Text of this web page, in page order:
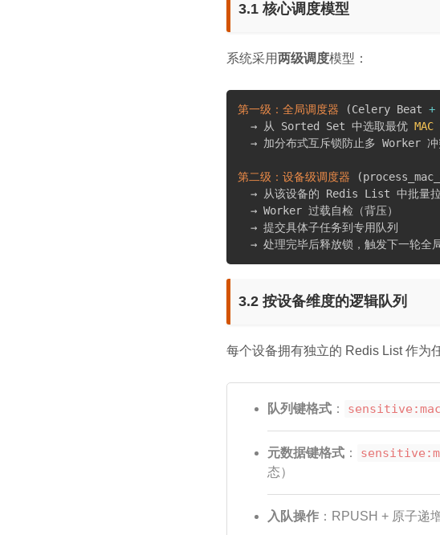
3.1 核心调度模型
系统采用两级调度模型：
第一级：全局调度器 (Celery Beat +
  → 从 Sorted Set 中选取最优
MAC
→ 加分布式互斥锁防止多 Worker 冲
第二级：设备级调度器 (
→ 从该设备的 Redis List 中批量
  → Worker 过载自检（背压）
  → 提交具体子任务到专用队列
→ 处理完毕后释放锁，触发下一轮全
3.2 按设备维度的逻辑队列
每个设备拥有独立的 Redis List 作为
队列键格式 ：
元数据键格式 ：
态）
入队操作 ：RPUSH + 原子递